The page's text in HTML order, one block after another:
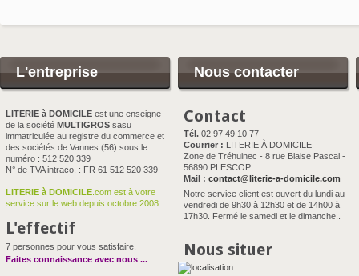
L'entreprise
LITERIE à DOMICILE est une enseigne
de la société MULTIGROS sasu
immatriculée au registre du commerce et
des sociétés de Vannes (56) sous le
numéro : 512 520 339
N° de TVA intraco. : FR 61 512 520 339
LITERIE à DOMICILE .com est à votre
service sur le web depuis octobre 2008.
L'effectif
7 personnes pour vous satisfaire.
Faites connaissance avec nous ...
Nous contacter
Contact
Tél. 02 97 49 10 77
Courrier : LITERIE À DOMICILE
Zone de Tréhuinec - 8 rue Blaise Pascal -
56890 PLESCOP
Mail : contact@literie-a-domicile.com
Notre service client est ouvert du lundi au
vendredi de 9h30 à 12h30 et de 14h00 à
17h30. Fermé le samedi et le dimanche..
Nous situer